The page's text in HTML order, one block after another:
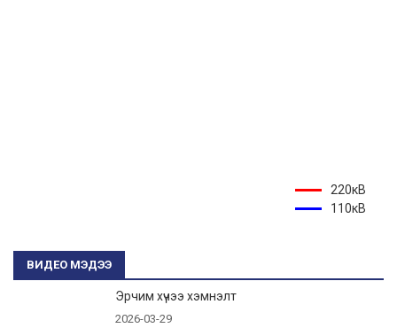
220кВ
110кВ
ВИДЕО МЭДЭЭ
Эрчим хүчээ хэмнэлт
2026-03-29